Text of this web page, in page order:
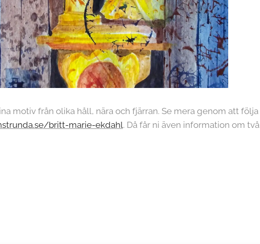
motiv från olika håll, nära och fjärran. Se mera genom att följa
britt-marie-ekdahl. Då får ni även information om två